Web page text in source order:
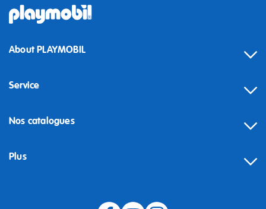
About PLAYMOBIL
Service
Nos catalogues
Plus